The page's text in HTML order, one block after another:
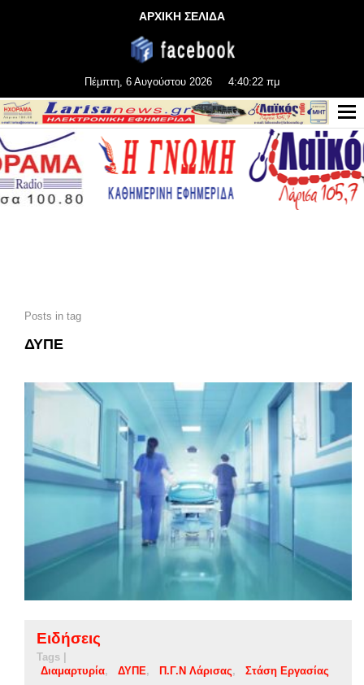
ΑΡΧΙΚΗ ΣΕΛΙΔΑ
Πέμπτη, 6 Αυγούστου 2026 4:40:22 πμ
Posts in tag
ΔΥΠΕ
Ειδήσεις
Tags |
Διαμαρτυρία
ΔΥΠΕ Π.Γ.Ν Λάρισας Στάση Εργασίας